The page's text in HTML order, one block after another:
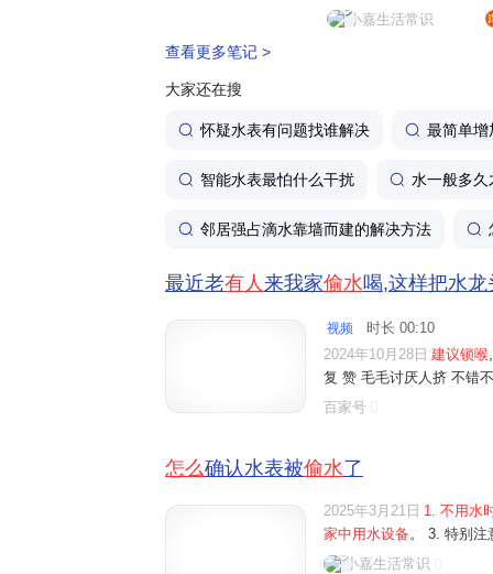
需要我帮你整理一份家庭防偷水自查清单
继续追
小嘉生活常识
查看更多笔记 >
大家还在搜
怀疑水表有问题找谁解决 最简单增
智能水表最怕什么干扰 水一般多久
邻居强占滴水靠墙而建的解决方法
最近老有人来我家偷水喝,这样把水
视频
时长 00:10
2024年10月28日 建议锁喉
复 赞 毛毛讨厌人挤 不错不错,有主意 10-28 16:04 湖北 回复 赞 雨后的花
园主播 好方法 10-28 16:04 浙江 回复 赞 随陪人4 当人家傻呀。 11-23 1
百家号
怎么确认水表被偷水了
2025年3月21日 1. 不用水
家中用水设备。 3. 特别注
小嘉生活常识